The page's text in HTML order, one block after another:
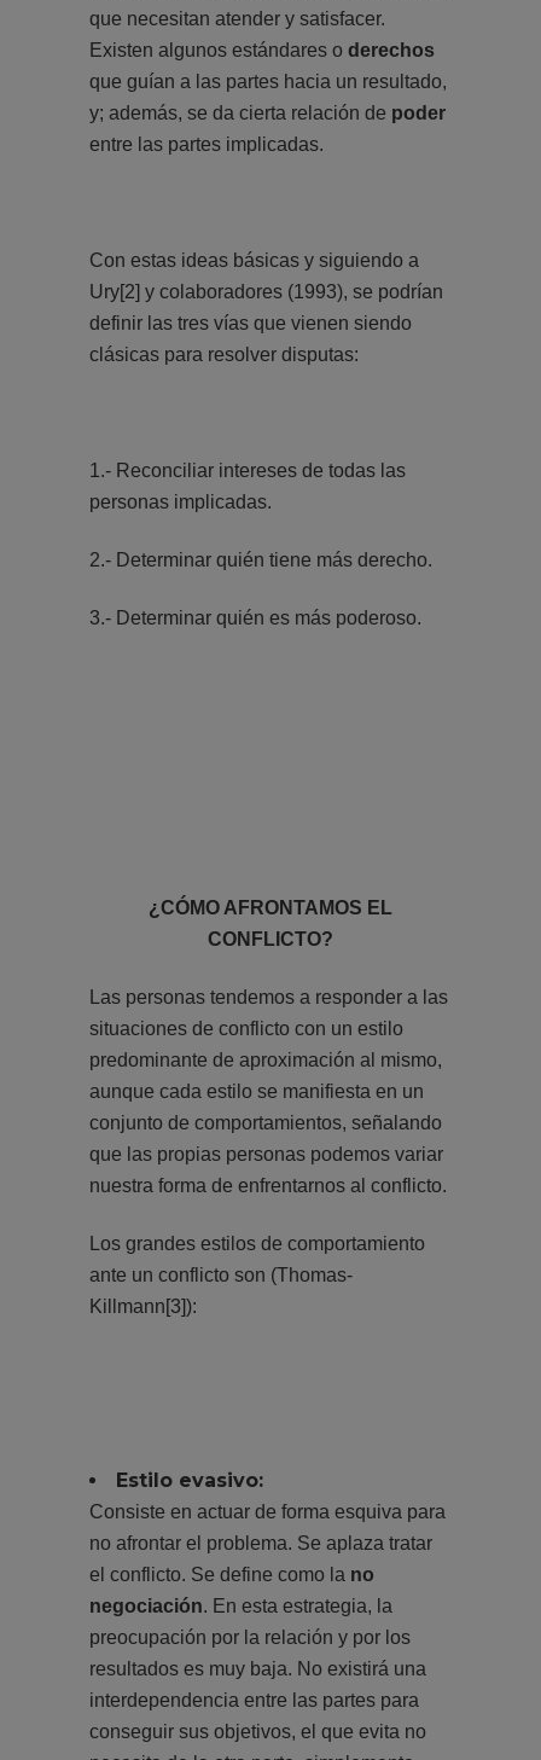
que necesitan atender y satisfacer.
Existen algunos estándares o derechos
que guían a las partes hacia un resultado,
y; además, se da cierta relación de poder
entre las partes implicadas.
Con estas ideas básicas y siguiendo a
Ury[2] y colaboradores (1993), se podrían
definir las tres vías que vienen siendo
clásicas para resolver disputas:
1.- Reconciliar intereses de todas las
personas implicadas.
2.- Determinar quién tiene más derecho.
3.- Determinar quién es más poderoso.
¿CÓMO AFRONTAMOS EL
CONFLICTO?
Las personas tendemos a responder a las
situaciones de conflicto con un estilo
predominante de aproximación al mismo,
aunque cada estilo se manifiesta en un
conjunto de comportamientos, señalando
que las propias personas podemos variar
nuestra forma de enfrentarnos al conflicto.
Los grandes estilos de comportamiento
ante un conflicto son (Thomas-
Killmann[3]):
Estilo evasivo:
Consiste en actuar de forma esquiva para
no afrontar el problema. Se aplaza tratar
el conflicto. Se define como la no
negociación. En esta estrategia, la
preocupación por la relación y por los
resultados es muy baja. No existirá una
interdependencia entre las partes para
conseguir sus objetivos, el que evita no